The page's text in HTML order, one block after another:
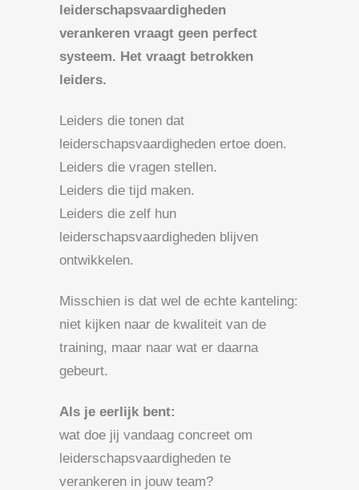
leiderschapsvaardigheden
verankeren vraagt geen perfect
systeem. Het vraagt betrokken
leiders.
Leiders die tonen dat
leiderschapsvaardigheden ertoe doen.
Leiders die vragen stellen.
Leiders die tijd maken.
Leiders die zelf hun
leiderschapsvaardigheden blijven
ontwikkelen.
Misschien is dat wel de echte kanteling:
niet kijken naar de kwaliteit van de
training, maar naar wat er daarna
gebeurt.
Als je eerlijk bent:
wat doe jij vandaag concreet om
leiderschapsvaardigheden te
verankeren in jouw team?